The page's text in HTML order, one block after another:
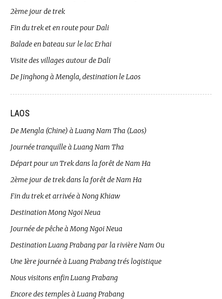
2ème jour de trek
Fin du trek et en route pour Dali
Balade en bateau sur le lac Erhai
Visite des villages autour de Dali
De Jinghong à Mengla, destination le Laos
LAOS
De Mengla (Chine) à Luang Nam Tha (Laos)
Journée tranquille à Luang Nam Tha
Départ pour un Trek dans la forêt de Nam Ha
2ème jour de trek dans la forêt de Nam Ha
Fin du trek et arrivée à Nong Khiaw
Destination Mong Ngoi Neua
Journée de pêche à Mong Ngoi Neua
Destination Luang Prabang par la rivière Nam Ou
Une 1ère journée à Luang Prabang trés logistique
Nous visitons enfin Luang Prabang
Encore des temples à Luang Prabang